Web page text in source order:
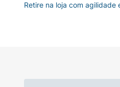
Retire na loja com agilidade